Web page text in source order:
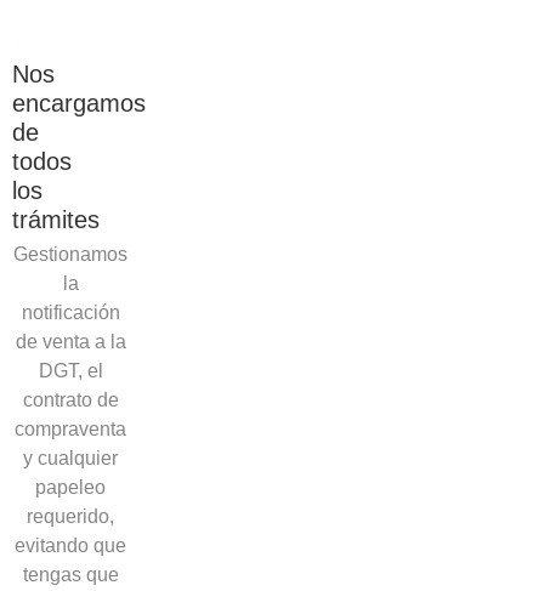
Nos
encargamos
de
todos
los
trámites
Gestionamos
la
notificación
de venta a la
DGT, el
contrato de
compraventa
y cualquier
papeleo
requerido,
evitando que
tengas que